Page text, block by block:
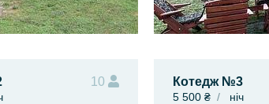
10 Котедж №3
5 500 ₴ ніч